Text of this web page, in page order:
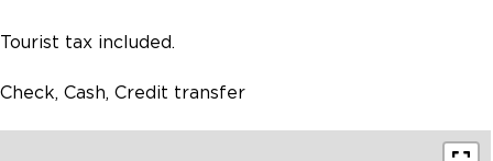
Tourist tax included.
Check, Cash, Credit transfer